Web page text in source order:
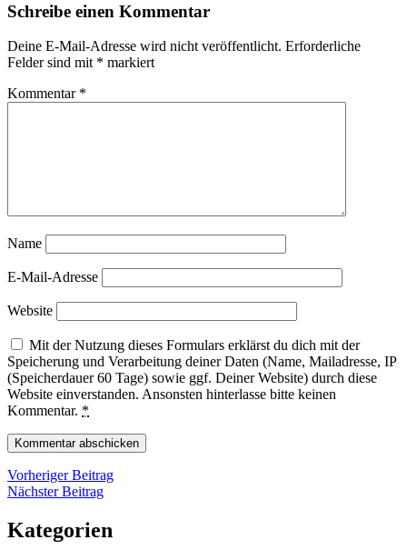
Schreibe einen Kommentar
Deine E-Mail-Adresse wird nicht veröffentlicht. Erforderliche
Felder sind mit * markiert
Kommentar *
Name
E-Mail-Adresse
Website
Mit der Nutzung dieses Formulars erklärst du dich mit der
Speicherung und Verarbeitung deiner Daten (Name, Mailadresse, IP
(Speicherdauer 60 Tage) sowie ggf. Deiner Website) durch diese
Website einverstanden. Ansonsten hinterlasse bitte keinen
Kommentar. *
Beitragsnavigation
Vorheriger BeitragVorheriger
Nächster BeitragNächster
Kategorien